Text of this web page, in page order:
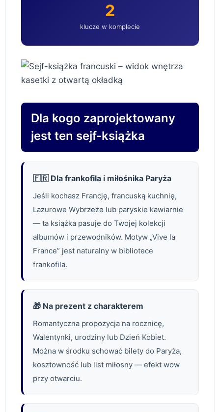
2
klucze w komplecie
Dla kogo zaprojektowany
jest ten sejf-książka
🇫🇷 Dla frankofila i miłośnika Paryża
Jeśli kochasz Francję, francuską kuchnię,
Lazurowe Wybrzeże lub paryskie kawiarnie
— ta książka pasuje do Twojej kolekcji
albumów i przewodników. Motyw „Vive la
France” jest naturalny w bibliotece
frankofila.
🎁 Na prezent z charakterem
Romantyczna propozycja na rocznicę,
Walentynki, urodziny lub Dzień Kobiet.
Można w środku schować bilety do Paryża,
kosztowność lub list miłosny — efekt wow
przy otwarciu.